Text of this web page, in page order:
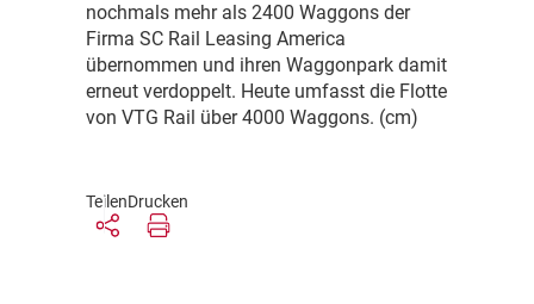
nochmals mehr als 2400 Waggons der
Firma SC Rail Leasing America
übernommen und ihren Waggonpark damit
erneut verdoppelt. Heute umfasst die Flotte
von VTG Rail über 4000 Waggons. (cm)
TeilenDrucken